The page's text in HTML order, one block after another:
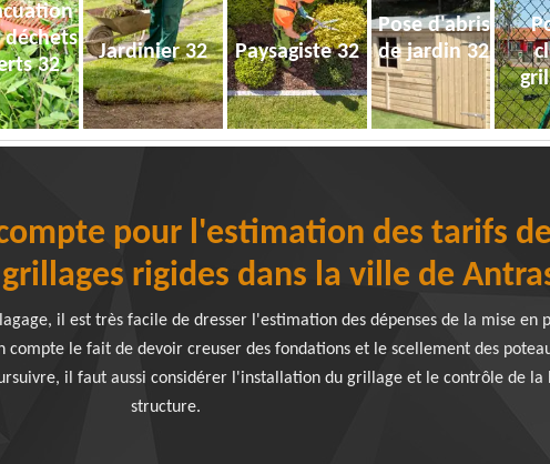
déchets
32
Jardinier 32 Paysagiste 32
Pose d'abris
de jardin 32
pour l'estimation des tarifs
rigides dans la ville de
il est très facile de dresser l'estimation des dépenses de la mise en
le fait de devoir creuser des fondations et le scellement des
il faut aussi considérer l'installation du grillage et le contrôle de la
structure.